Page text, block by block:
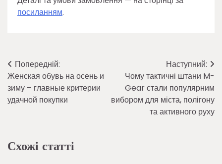
посиланням.
Навігація
записів
Попередній:
Женская обувь на осень и
зиму – главные критерии
удачной покупки
Наступний:
Чому тактичні штани M-
Gear стали популярним
вибором для міста, полігону
та активного руху
Схожі статті